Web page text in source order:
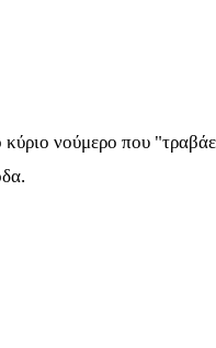
κύριο νούμερο που